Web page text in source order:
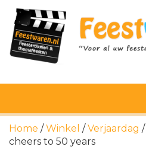
Home /Winkel /Verjaardag /
cheers to 50 years